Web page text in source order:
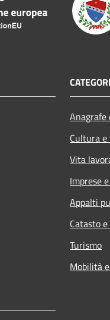
Cultura
Vita
Imprese
Appalti
Catasto
Turismo
Mobilità